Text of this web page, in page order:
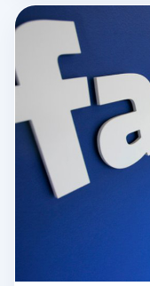
强大的过滤功能和与
Outlook：在公司用
迎，非常适合与
的存储空间和垃圾邮
务。 4. ProtonMail
户设计。 5. Zoho
务，并支持多种合作
用户可以根据自己的